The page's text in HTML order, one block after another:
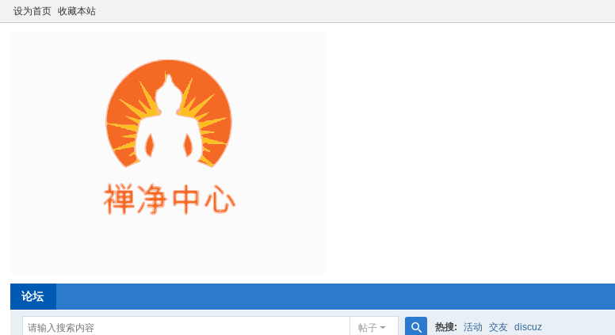
设为首页 收藏本站
论坛
帖子 热搜: 活动 交友 discuz